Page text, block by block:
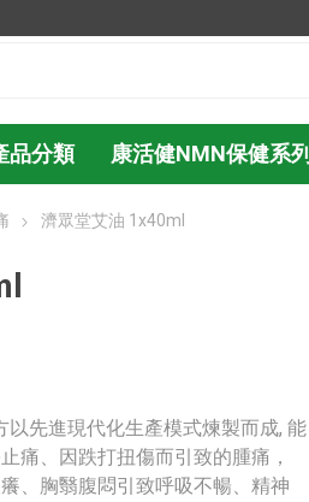
品分類 康活健NMN保健系列
濟眾堂艾油 1x40ml
先進現代化生產模式煉製而成, 能
痛、因跌打扭傷而引致的腫痛，
、胸翳腹悶引致呼吸不暢、精神